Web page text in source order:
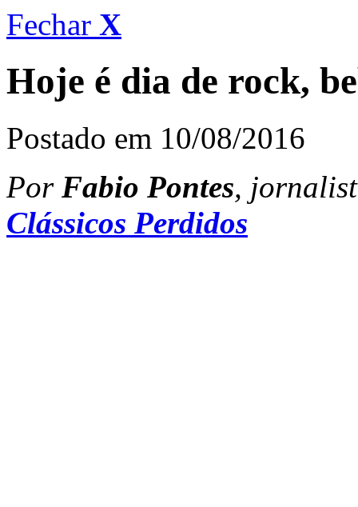
Fechar X
Hoje é dia de rock,
Postado em 10/08/2016
Por Fabio Pontes,
Clássicos Perdidos